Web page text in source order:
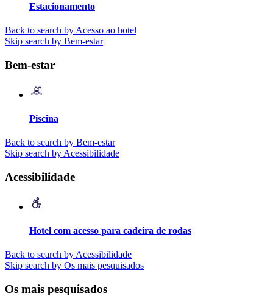
Estacionamento
Back to search by Acesso ao hotel
Skip search by Bem-estar
Bem-estar
Piscina
Back to search by Bem-estar
Skip search by Acessibilidade
Acessibilidade
Hotel com acesso para cadeira de rodas
Back to search by Acessibilidade
Skip search by Os mais pesquisados
Os mais pesquisados